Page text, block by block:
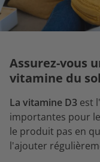
Assurez-vous
vitamine du
La vitamine D3 est
importantes pour
le produit pas en
l'ajouter